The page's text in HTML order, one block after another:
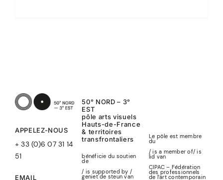
APPELEZ-NOUS
+ 33 (0)6 07 31 14
51
EMAIL
50° NORD – 3°
EST
pôle arts visuels
Hauts-de-France
& territoires
transfrontaliers
bénéficie du soutien
de
/ is supported by /
geniet de steun van
Le pôle est membre
du
/ is a member of/is
lid van
CIPAC – Fédération
des professionnels
de l’art contemporain